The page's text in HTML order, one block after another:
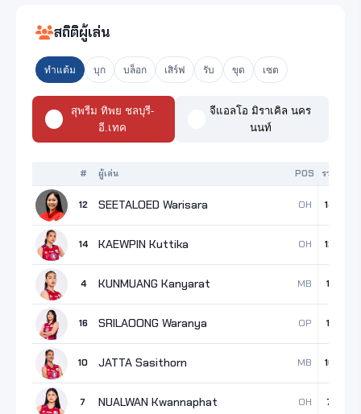
สถิติผู้เล่น
ทำแต้ม บุก บล็อก เสิร์ฟ รับ ขุด เซต
สุพรีม ทิพย ชลบุรี-
อี.เทค
จีแอลโอ มิราเคิล นคร
นนท์
# ผู้เล่น POS รวม
12 SEETALOED Warisara OH 14
14 KAEWPIN Kuttika OH 12
4 KUNMUANG Kanyarat MB 11
16 SRILAOONG Waranya OP 11
10 JATTA Sasithorn MB 10
7 NUALWAN Kwannaphat OH 7